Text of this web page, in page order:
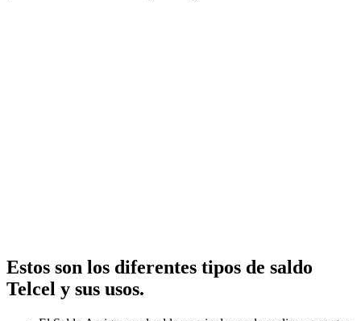
Estos son los diferentes tipos de saldo
Telcel y sus usos.